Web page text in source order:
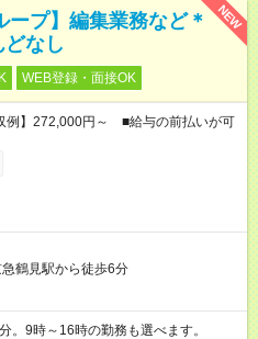
NEW
プ】編集業務など＊
なし
WEB登録・面接OK
】272,000円～ ■給与の前払いが可
鶴見駅から徒歩6分
9時～16時の勤務も選べます。